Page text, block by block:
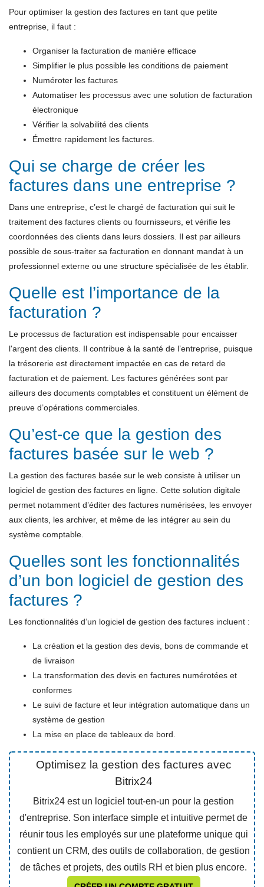
Pour optimiser la gestion des factures en tant que petite
entreprise, il faut :
Organiser la facturation de manière efficace
Simplifier le plus possible les conditions de paiement
Numéroter les factures
Automatiser les processus avec une solution de facturation
électronique
Vérifier la solvabilité des clients
Émettre rapidement les factures.
Qui se charge de créer les
factures dans une entreprise ?
Dans une entreprise, c’est le chargé de facturation qui suit le
traitement des factures clients ou fournisseurs, et vérifie les
coordonnées des clients dans leurs dossiers. Il est par ailleurs
possible de sous-traiter sa facturation en donnant mandat à un
professionnel externe ou une structure spécialisée de les établir.
Quelle est l’importance de la
facturation ?
Le processus de facturation est indispensable pour encaisser
l'argent des clients. Il contribue à la santé de l’entreprise, puisque
la trésorerie est directement impactée en cas de retard de
facturation et de paiement. Les factures générées sont par
ailleurs des documents comptables et constituent un élément de
preuve d’opérations commerciales.
Qu’est-ce que la gestion des
factures basée sur le web ?
La gestion des factures basée sur le web consiste à utiliser un
logiciel de gestion des factures en ligne. Cette solution digitale
permet notamment d’éditer des factures numérisées, les envoyer
aux clients, les archiver, et même de les intégrer au sein du
système comptable.
Quelles sont les fonctionnalités
d’un bon logiciel de gestion des
factures ?
Les fonctionnalités d’un logiciel de gestion des factures incluent :
La création et la gestion des devis, bons de commande et
de livraison
La transformation des devis en factures numérotées et
conformes
Le suivi de facture et leur intégration automatique dans un
système de gestion
La mise en place de tableaux de bord.
Optimisez la gestion des factures avec
Bitrix24
Bitrix24 est un logiciel tout-en-un pour la gestion
d'entreprise. Son interface simple et intuitive permet de
réunir tous les employés sur une plateforme unique qui
contient un CRM, des outils de collaboration, de gestion
de tâches et projets, des outils RH et bien plus encore.